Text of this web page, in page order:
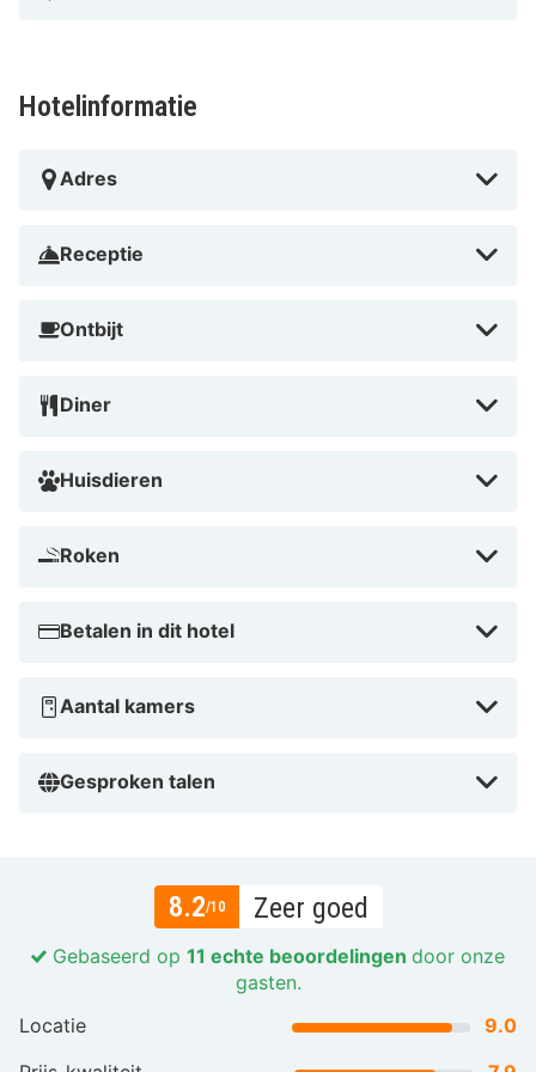
Warm welkom hier!
Automatisch vertaald door Google Translate
Hotelinformatie
Adres
Receptie
Ontbijt
Diner
Huisdieren
Roken
Betalen in dit hotel
Aantal kamers
Gesproken talen
8.2/10 Zeer goed
Gebaseerd op 11 echte beoordelingen door onze
gasten.
Locatie
9.0